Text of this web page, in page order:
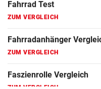
ZUM VERGLEICH
ZUM VERGLEICH
ZUM VERGLEICH